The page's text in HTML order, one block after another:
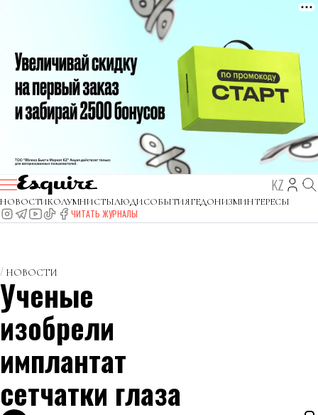
KZ
НОВОСТИКОЛУМНИСТЫЛЮДИСОБЫТИЯГЕДОНИЗМИНТЕРЕСЫ
ЧИТАТЬ ЖУРНАЛЫ
НОВОСТИ
Ученые
изобрели
имплантат
сетчатки глаза